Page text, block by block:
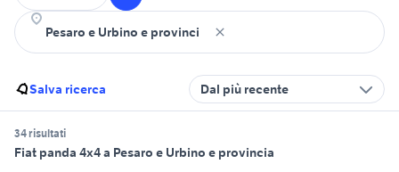
Salva ricerca Dal più recente
34 risultati
Fiat panda 4x4 a Pesaro e Urbino e provincia